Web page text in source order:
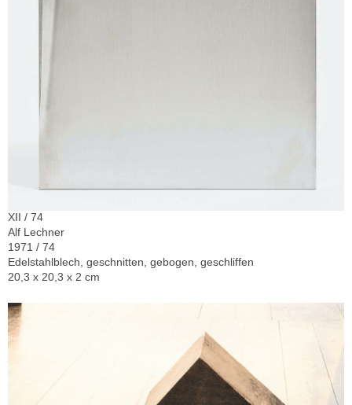
XII / 74
Alf Lechner
1971 / 74
Edelstahlblech, geschnitten, gebogen, geschliffen
20,3 x 20,3 x 2 cm